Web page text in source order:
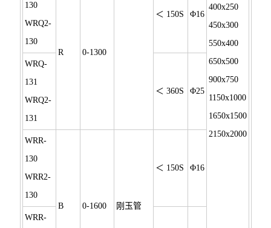
400x250
450x300
550x400
650x500
900x750
1150x1000
1650x1500
2150x2000
130
WRQ2-
130
R
0-1300
＜ 150S Φ16
WRQ-
131
WRQ2-
131
＜ 360S Φ25
WRR-
130
WRR2-
130
B
0-1600 刚玉管
＜ 150S Φ16
WRR-